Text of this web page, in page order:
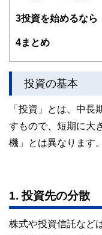
https://
3投資を始めるなら
4まとめ
投資の基本
「投資」とは、中長
すもので、短期に大
機」とは異なります。
1. 投資先の分散
株式や投資信託など